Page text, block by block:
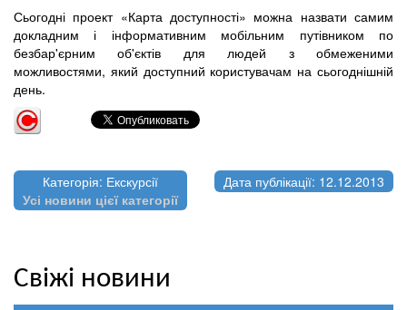
Сьогодні проект «Карта доступності» можна назвати самим
докладним і інформативним мобільним путівником по
безбар'єрним об'єктів для людей з обмеженими
можливостями, який доступний користувачам на сьогоднішній
день.
Категорія: Екскурсії
Усі новини цієї категорії
Дата публікації: 12.12.2013
Свіжі новини